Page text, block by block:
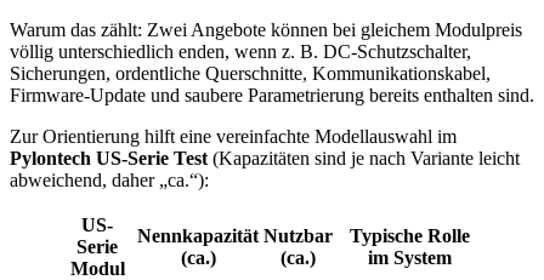
Warum das zählt: Zwei Angebote können bei gleichem Modulpreis
völlig unterschiedlich enden, wenn z. B. DC-Schutzschalter,
Sicherungen, ordentliche Querschnitte, Kommunikationskabel,
Firmware-Update und saubere Parametrierung bereits enthalten sind.
Zur Orientierung hilft eine vereinfachte Modellauswahl im
Pylontech US-Serie Test (Kapazitäten sind je nach Variante leicht
abweichend, daher „ca.“):
US-
Serie
Modul
Nennkapazität
(ca.)
Nutzbar
(ca.)
Typische Rolle
im System